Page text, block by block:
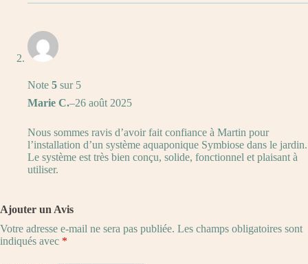
Note 5 sur 5
Marie C.–26 août 2025
Nous sommes ravis d’avoir fait confiance à Martin pour
l’installation d’un système aquaponique Symbiose dans le jardin.
Le système est très bien conçu, solide, fonctionnel et plaisant à
utiliser.
Ajouter un Avis
Votre adresse e-mail ne sera pas publiée. Les champs obligatoires sont
indiqués avec *